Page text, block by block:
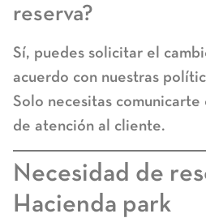
reserva?
Sí, puedes solicitar el
acuerdo con nuestras
Solo necesitas
de atención al cliente.
Necesidad de
Hacienda park